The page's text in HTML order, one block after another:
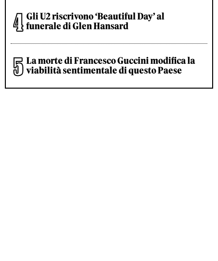
Gli U2 riscrivono ‘Beautiful Day’ al
funerale di Glen Hansard
La morte di Francesco Guccini modifica la
viabilità sentimentale di questo Paese